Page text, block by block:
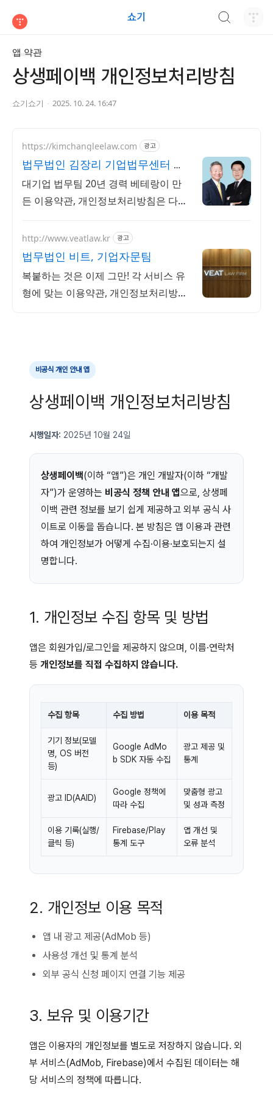
쇼기
앱 약관
상생페이백 개인정보처리방침
쇼기쇼기 2025. 10. 24. 16:47
https://kimchangleelaw.com 광고
법무법인 김장리 기업법무센터 법
무법인김장리 기업법무센터
대기업 법무팀 20년 경력 베테랑이 만
든 이용약관, 개인정보처리방침은 다릅
http://www.veatlaw.kr 광고
법무법인 비트, 기업자문팀
복붙하는 것은 이제 그만! 각 서비스 유
형에 맞는 이용약관, 개인정보처리방침
비공식 개인 안내 앱
상생페이백 개인정보처리방침
시행일자: 2025년 10월 24일
상생페이백(이하 “앱”)은 개인 개발자(이하 “개발
자”)가 운영하는 비공식 정책 안내 앱으로, 상생페
이백 관련 정보를 보기 쉽게 제공하고 외부 공식 사
이트로 이동을 돕습니다. 본 방침은 앱 이용과 관련
하여 개인정보가 어떻게 수집·이용·보호되는지 설
명합니다.
1. 개인정보 수집 항목 및 방법
앱은 회원가입/로그인을 제공하지 않으며, 이름·연락처
등 개인정보를 직접 수집하지 않습니다.
수집 항목 수집 방법 이용 목적
기기 정보(모델
명, OS 버전
등)
Google AdMo
b SDK 자동 수집
광고 제공 및
통계
광고 ID(AAID)
Google 정책에
따라 수집
맞춤형 광고
및 성과 측정
이용 기록(실행/
클릭 등)
Firebase/Play
통계 도구
앱 개선 및
오류 분석
2. 개인정보 이용 목적
앱 내 광고 제공(AdMob 등)
사용성 개선 및 통계 분석
외부 공식 신청 페이지 연결 기능 제공
3. 보유 및 이용기간
앱은 이용자의 개인정보를 별도로 저장하지 않습니다. 외
부 서비스(AdMob, Firebase)에서 수집된 데이터는 해
당 서비스의 정책에 따릅니다.